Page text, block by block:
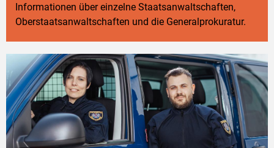
Informationen über einzelne Staatsanwaltschaften,
Oberstaatsanwaltschaften und die Generalprokuratur.